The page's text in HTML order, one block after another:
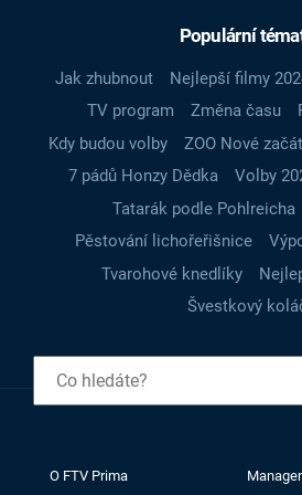
Populární
Jak zhubnout Nejlepší filmy
TV program
Změna času
Kdy budou volby
ZOO Nové
7 pádů Honzy Dědka
Volby
Tatarák podle Pohlreicha
Pěstování lichořeřišnice
Tvarohové knedlíky
Švestkový
O FTV Prima